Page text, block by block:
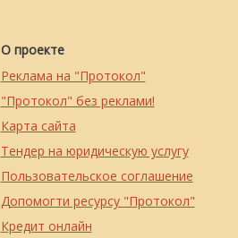
О проекте
Реклама на "Протокол"
"Протокол" без реклами!
Карта сайта
Тендер на юридическую услугу
Пользовательское соглашение
Допомогти ресурсу "Протокол"
Кредит онлайн